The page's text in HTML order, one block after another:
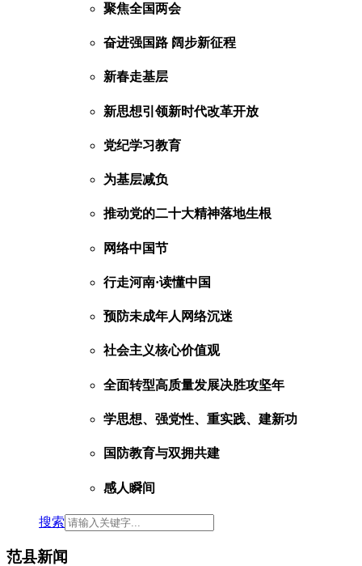
聚焦全国两会
奋进强国路 阔步新征程
新春走基层
新思想引领新时代改革开放
党纪学习教育
为基层减负
推动党的二十大精神落地生根
网络中国节
行走河南·读懂中国
预防未成年人网络沉迷
社会主义核心价值观
全面转型高质量发展决胜攻坚年
学思想、强党性、重实践、建新功
国防教育与双拥共建
感人瞬间
搜索
范县新闻